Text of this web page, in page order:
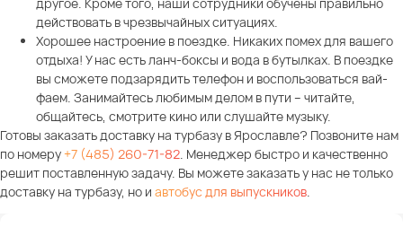
действовать в чрезвычайных ситуациях.
Хорошее настроение в поездке. Никаких помех для вашего
отдыха! У нас есть ланч-боксы и вода в бутылках. В поездке
вы сможете подзарядить телефон и воспользоваться вай-
фаем. Занимайтесь любимым делом в пути – читайте,
общайтесь, смотрите кино или слушайте музыку.
Готовы заказать доставку на турбазу в Ярославле? Позвоните нам
по номеру+7 (485) 260-71-82. Менеджер быстро и качественно
решит поставленную задачу. Вы можете заказать у нас не только
доставку на турбазу, но и автобус для выпускников.